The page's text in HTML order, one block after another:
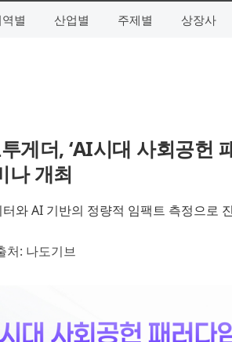
별 산업별 주제별 상장사
게더, ‘AI시대 사회공헌
나 개최
와 AI 기반의 정량적 임팩트 측정으로
처: 나도기브